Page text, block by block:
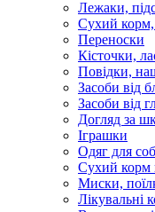
Лежаки,
Сухий корм,
Переноски
Кісточки,
Повідки,
Засоби від
Засоби від
Догляд за
Іграшки
Одяг для
Сухий корм
Миски,
Лікувальні